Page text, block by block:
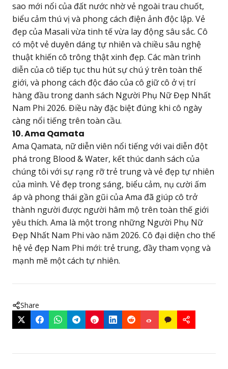
sao mới nổi của đất nước nhờ vẻ ngoài trau chuốt,
biểu cảm thú vị và phong cách điện ảnh độc lập. Vẻ
đẹp của Masali vừa tinh tế vừa lay động sâu sắc. Cô
có một vẻ duyên dáng tự nhiên và chiều sâu nghệ
thuật khiến cô trông thật xinh đẹp. Các màn trình
diễn của cô tiếp tục thu hút sự chú ý trên toàn thế
giới, và phong cách độc đáo của cô giữ cô ở vị trí
hàng đầu trong danh sách Người Phụ Nữ Đẹp Nhất
Nam Phi 2026. Điều này đặc biệt đúng khi cô ngày
càng nổi tiếng trên toàn cầu.
10. Ama Qamata
Ama Qamata, nữ diễn viên nổi tiếng với vai diễn đột
phá trong Blood & Water, kết thúc danh sách của
chúng tôi với sự rạng rỡ trẻ trung và vẻ đẹp tự nhiên
của mình. Vẻ đẹp trong sáng, biểu cảm, nụ cười ấm
áp và phong thái gần gũi của Ama đã giúp cô trở
thành người được người hâm mộ trên toàn thế giới
yêu thích. Ama là một trong những Người Phụ Nữ
Đẹp Nhất Nam Phi vào năm 2026. Cô đại diện cho thế
hệ vẻ đẹp Nam Phi mới: trẻ trung, đầy tham vọng và
mạnh mẽ một cách tự nhiên.
Share